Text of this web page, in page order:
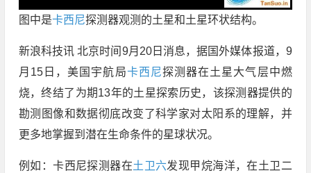
图中是卡西尼探测器观测的土星和土星环状结构。
新浪科技讯 北京时间9月20日消息，据国外媒体报道，9
月15日，美国宇航局卡西尼探测器在土星大气层中燃
烧，终结了为期13年的土星探索历史，该探测器提供的
勘测图像和数据彻底改变了科学家对太阳系的理解，并
更多地掌握到潜在生命条件的星球状况。
例如：卡西尼探测器在土卫六发现甲烷海洋，在土卫二